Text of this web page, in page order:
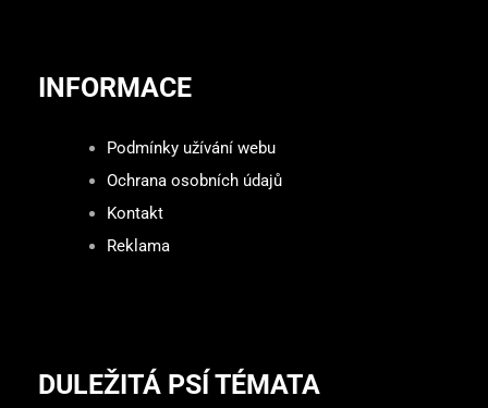
INFORMACE
Podmínky užívání webu
Ochrana osobních údajů
Kontakt
Reklama
DULEŽITÁ PSÍ TÉMATA